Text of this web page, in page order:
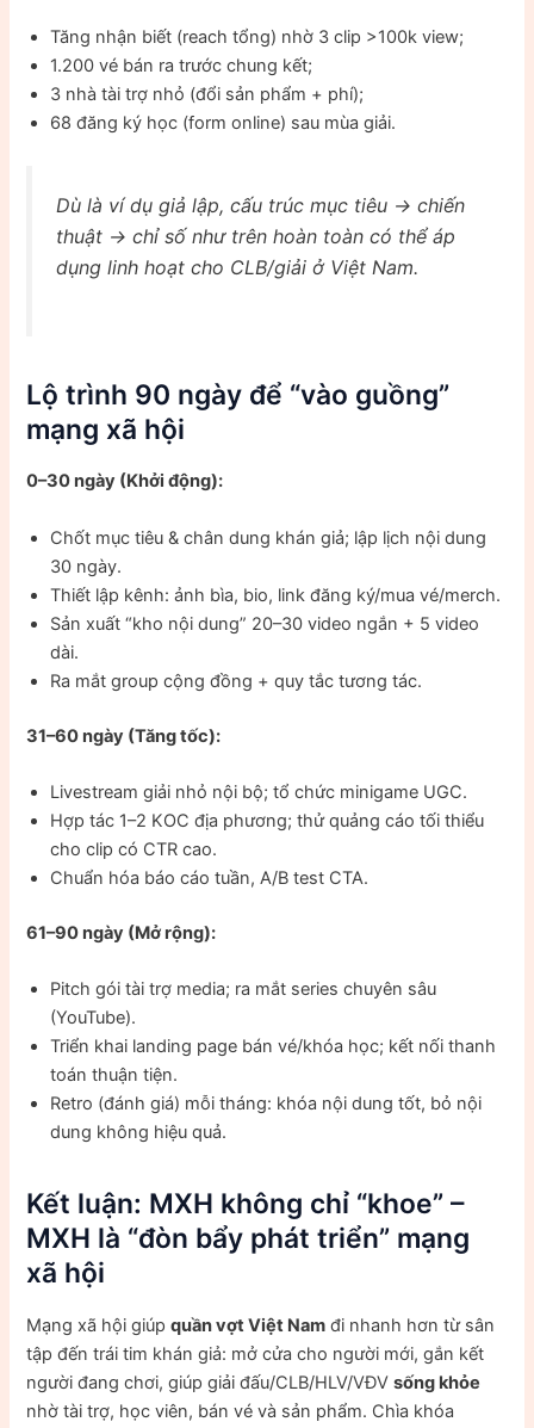
Tăng nhận biết (reach tổng) nhờ 3 clip >100k view;
1.200 vé bán ra trước chung kết;
3 nhà tài trợ nhỏ (đổi sản phẩm + phí);
68 đăng ký học (form online) sau mùa giải.
Dù là ví dụ giả lập, cấu trúc mục tiêu → chiến
thuật → chỉ số như trên hoàn toàn có thể áp
dụng linh hoạt cho CLB/giải ở Việt Nam.
Lộ trình 90 ngày để “vào guồng”
mạng xã hội
0–30 ngày (Khởi động):
Chốt mục tiêu & chân dung khán giả; lập lịch nội dung
30 ngày.
Thiết lập kênh: ảnh bìa, bio, link đăng ký/mua vé/merch.
Sản xuất “kho nội dung” 20–30 video ngắn + 5 video
dài.
Ra mắt group cộng đồng + quy tắc tương tác.
31–60 ngày (Tăng tốc):
Livestream giải nhỏ nội bộ; tổ chức minigame UGC.
Hợp tác 1–2 KOC địa phương; thử quảng cáo tối thiểu
cho clip có CTR cao.
Chuẩn hóa báo cáo tuần, A/B test CTA.
61–90 ngày (Mở rộng):
Pitch gói tài trợ media; ra mắt series chuyên sâu
(YouTube).
Triển khai landing page bán vé/khóa học; kết nối thanh
toán thuận tiện.
Retro (đánh giá) mỗi tháng: khóa nội dung tốt, bỏ nội
dung không hiệu quả.
Kết luận: MXH không chỉ “khoe” –
MXH là “đòn bẩy phát triển” mạng
xã hội
Mạng xã hội giúpquần vợt Việt Nam đi nhanh hơn từ sân
tập đến trái tim khán giả: mở cửa cho người mới, gắn kết
người đang chơi, giúp giải đấu/CLB/HLV/VĐVsống khỏe
nhờ tài trợ, học viên, bán vé và sản phẩm. Chìa khóa